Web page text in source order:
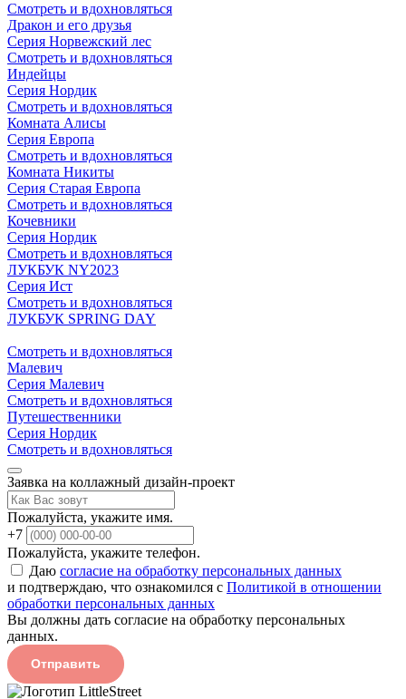
Смотреть и вдохновляться
Дракон и его друзья
Серия Норвежский лес
Смотреть и вдохновляться
Индейцы
Серия Нордик
Смотреть и вдохновляться
Комната Алисы
Серия Европа
Смотреть и вдохновляться
Комната Никиты
Серия Старая Европа
Смотреть и вдохновляться
Кочевники
Серия Нордик
Смотреть и вдохновляться
ЛУКБУК NY2023
Серия Ист
Смотреть и вдохновляться
ЛУКБУК SPRING DAY
Смотреть и вдохновляться
Малевич
Серия Малевич
Смотреть и вдохновляться
Путешественники
Серия Нордик
Смотреть и вдохновляться
Заявка на коллажный дизайн-проект
Пожалуйста, укажите имя.
+7
Пожалуйста, укажите телефон.
Даю согласие на обработку персональных данных
и подтверждаю, что ознакомился с Политикой в отношении
обработки персональных данных
Вы должны дать согласие на обработку персональных
данных.
Отправить